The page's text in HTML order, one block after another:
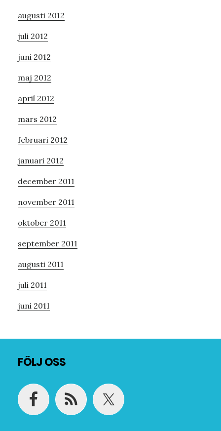
augusti 2012
juli 2012
juni 2012
maj 2012
april 2012
mars 2012
februari 2012
januari 2012
december 2011
november 2011
oktober 2011
september 2011
augusti 2011
juli 2011
juni 2011
FÖLJ OSS